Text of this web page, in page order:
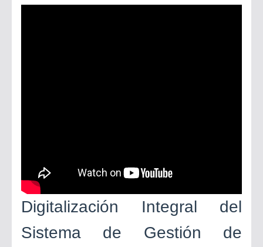
Plan de Señalización y Demarcación de Areas dentro del Sistema de Gestión en Seguridad Laboral
Digitalización Integral del
Sistema de Gestión de